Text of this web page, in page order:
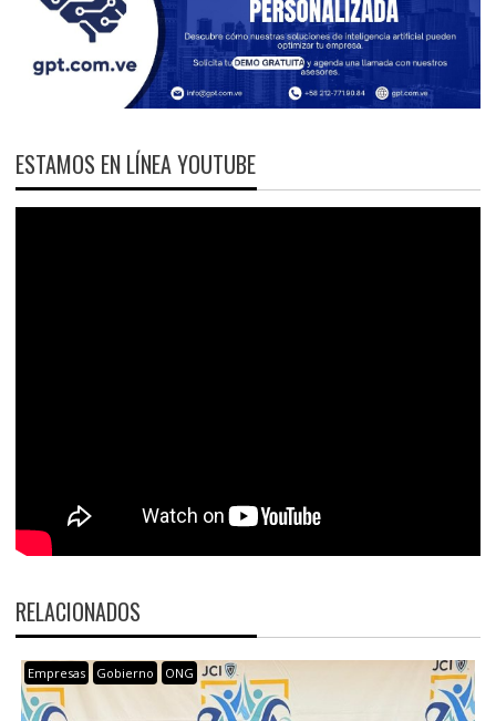
ESTAMOS EN LÍNEA YOUTUBE
RELACIONADOS
Empresas Gobierno ONG